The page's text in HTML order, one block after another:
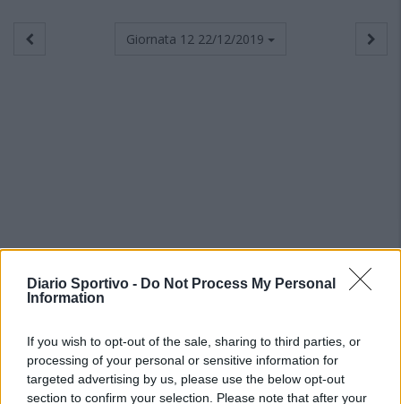
Diario Sportivo - Do Not Process My Personal
Information
If you wish to opt-out of the sale, sharing to third parties, or
processing of your personal or sensitive information for
targeted advertising by us, please use the below opt-out
section to confirm your selection. Please note that after your
Giornata 12 22/12/2019